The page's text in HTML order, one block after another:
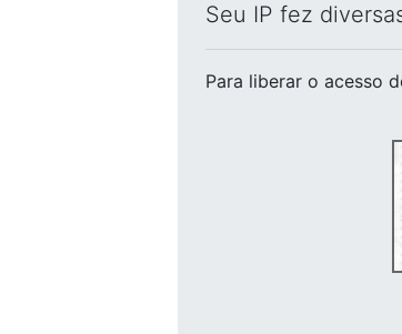
Seu IP fez
Para liberar o acesso